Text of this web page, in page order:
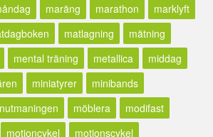
maräng marathon
marklyft
matlagning
mätning
mental träning metallica
middag
miniatyrer
minibands
möblera
modifast
motioncykel
motionscykel